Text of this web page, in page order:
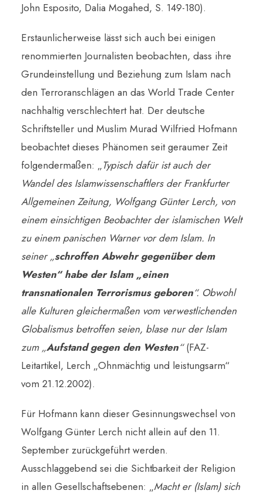
John Esposito, Dalia Mogahed, S. 149-180).
Erstaunlicherweise lässt sich auch bei einigen
renommierten Journalisten beobachten, dass ihre
Grundeinstellung und Beziehung zum Islam nach
den Terroranschlägen an das World Trade Center
nachhaltig verschlechtert hat. Der deutsche
Schriftsteller und Muslim Murad Wilfried Hofmann
beobachtet dieses Phänomen seit geraumer Zeit
folgendermaßen: „Typisch dafür ist auch der
Wandel des Islamwissenschaftlers der Frankfurter
Allgemeinen Zeitung, Wolfgang Günter Lerch, von
einem einsichtigen Beobachter der islamischen Welt
zu einem panischen Warner vor dem Islam. In
seiner „schroffen Abwehr gegenüber dem
Westen“ habe der Islam „einen
transnationalen Terrorismus geboren“. Obwohl
alle Kulturen gleichermaßen vom verwestlichenden
Globalismus betroffen seien, blase nur der Islam
zum „Aufstand gegen den Westen“(FAZ-
Leitartikel, Lerch „Ohnmächtig und leistungsarm“
vom 21.12.2002).
Für Hofmann kann dieser Gesinnungswechsel von
Wolfgang Günter Lerch nicht allein auf den 11.
September zurückgeführt werden.
Ausschlaggebend sei die Sichtbarkeit der Religion
in allen Gesellschaftsebenen: „Macht er (Islam) sich